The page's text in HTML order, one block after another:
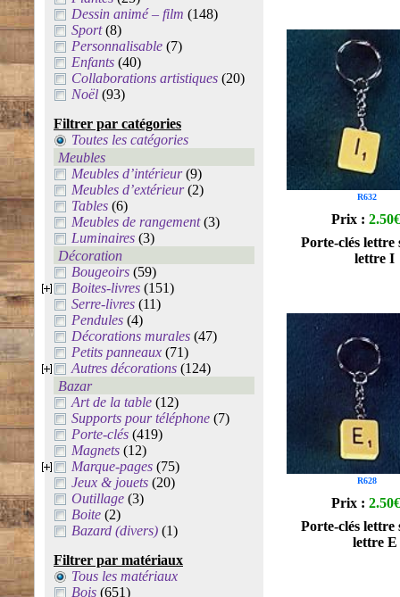
Dessin animé – film (148)
Sport(8)
Personnalisable (7)
Enfants (40)
Collaborations artistiques (20)
Noël (93)
Filtrer par catégories
Toutes les catégories
Meubles
Meubles d’intérieur(9)
Meubles d’extérieur(2)
Tables (6)
Meubles de rangement(3)
Luminaires (3)
Décoration
Bougeoirs (59)
Boites-livres (151)
Serre-livres (11)
Pendules (4)
Décorations murales (47)
Petits panneaux (71)
Autres décorations (124)
Bazar
Art de la table (12)
Supports pour téléphone (7)
Porte-clés (419)
Magnets (12)
Marque-pages (75)
Jeux & jouets (20)
Outillage (3)
Boite (2)
Bazard (divers) (1)
Filtrer par matériaux
Tous les matériaux
Bois (651)
R632
Prix : 2.50€
Porte-clés lettre
lettre I
R628
Prix : 2.50€
Porte-clés lettre
lettre E